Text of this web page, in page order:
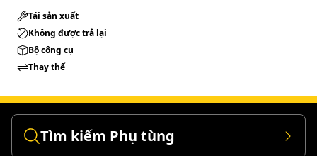
Tái sản xuất
Không được trả lại
Bộ công cụ
Thay thế
Tìm kiếm Phụ tùng